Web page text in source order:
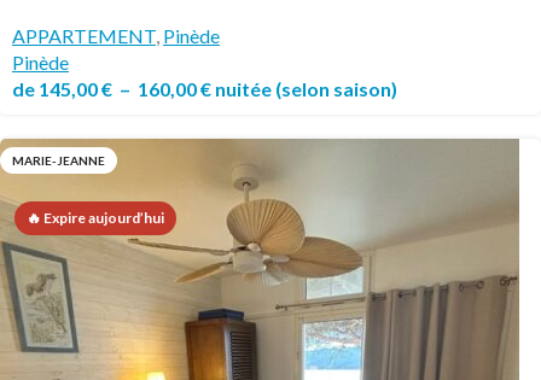
APPARTEMENT, Pinède
Pinède
de 145,00€ – 160,00€ nuitée (selon saison)
🔥 Expire aujourd’hui
MARIE-JEANNE